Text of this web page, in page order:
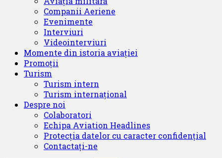
Companii Aeriene
Evenimente
Interviuri
Videointerviuri
Momente din istoria aviației
Promoții
Turism
Turism intern
Turism internațional
Despre noi
Colaboratori
Echipa Aviation Headlines
Protecția datelor cu caracter confidențial
Contactați-ne